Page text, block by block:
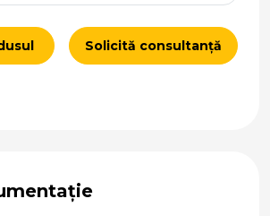
Solicită consultanță